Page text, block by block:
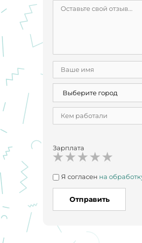
Зарплата
Я согласен на
Отправить